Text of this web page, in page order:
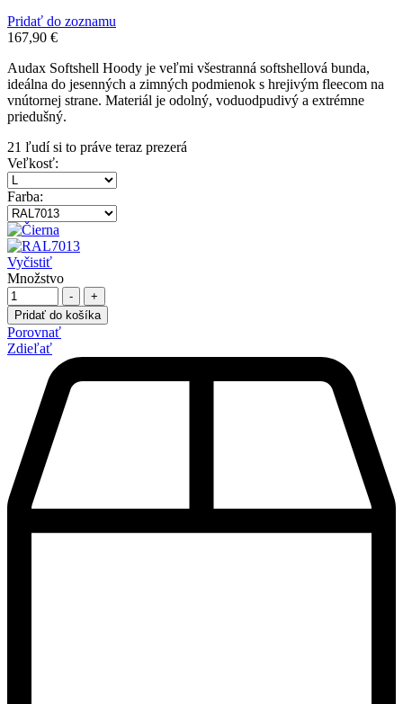
Pridať do zoznamu
167,90 €
Audax Softshell Hoody je veľmi všestranná softshellová bunda,
ideálna do jesenných a zimných podmienok s hrejivým fleecom na
vnútornej strane. Materiál je odolný, voduodpudivý a extrémne
priedušný.
21 ľudí si to práve teraz prezerá
Veľkosť:
Farba:
Vyčistiť
Množstvo
-
+
Pridať do košíka
Porovnať
Zdieľať